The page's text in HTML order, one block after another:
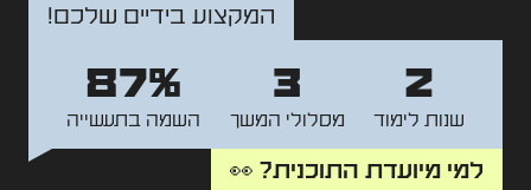
המקצוע בידיים שלכם!
2
שנות לימוד
3
מסלולי המשך
87%
השמה בתעשייה
למי מיועדת התוכנית? 👀